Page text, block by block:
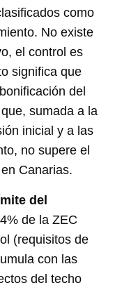
como
No existe
el control es
significa que
del
sumada a la
inicial y a las
no supere el
Canarias.
del
de la ZEC
(requisitos de
con las
del techo